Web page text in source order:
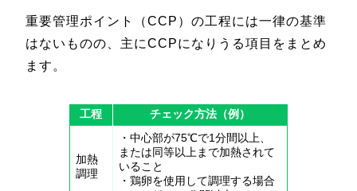
重要管理ポイント（CCP）の工程には一律の基準
はないものの、主にCCPになりうる項目をまとめ
ます。
工程 チェック方法（例）
加熱
調理
・中心部が75℃で1分間以上、
または同等以上まで加熱されて
いること
・鶏卵を使用して調理する場合